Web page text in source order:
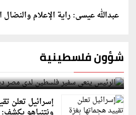
عبدالله عيسى: راية الإعلام
شؤون فلسطينية
الرئيس ينعى سفير فلسطين لدى
إسرائيل تعلن